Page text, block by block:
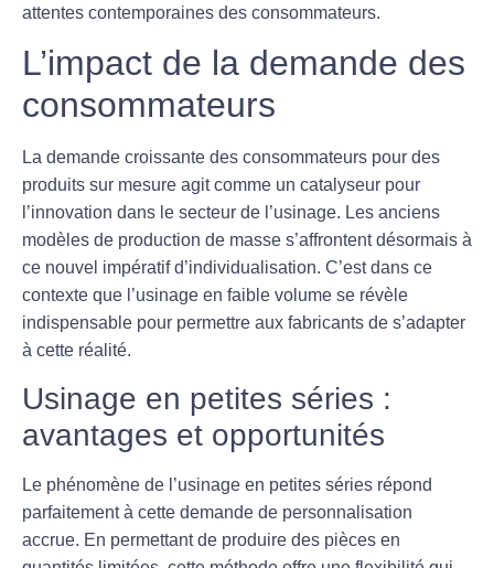
attentes contemporaines des consommateurs.
L’impact de la demande des
consommateurs
La demande croissante des consommateurs pour des
produits sur mesure agit comme un catalyseur pour
l’innovation dans le secteur de l’usinage. Les anciens
modèles de production de masse s’affrontent désormais à
ce nouvel impératif d’individualisation. C’est dans ce
contexte que l’usinage en faible volume se révèle
indispensable pour permettre aux fabricants de s’adapter
à cette réalité.
Usinage en petites séries :
avantages et opportunités
Le phénomène de l’usinage en petites séries répond
parfaitement à cette demande de personnalisation
accrue. En permettant de produire des pièces en